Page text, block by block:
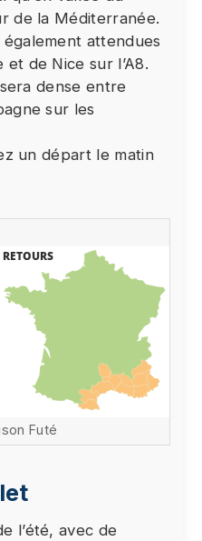
de la Méditerranée.
attendues
et de Nice sur l’A8.
dense entre
sur les
un départ le matin
Futé
l’été, avec de